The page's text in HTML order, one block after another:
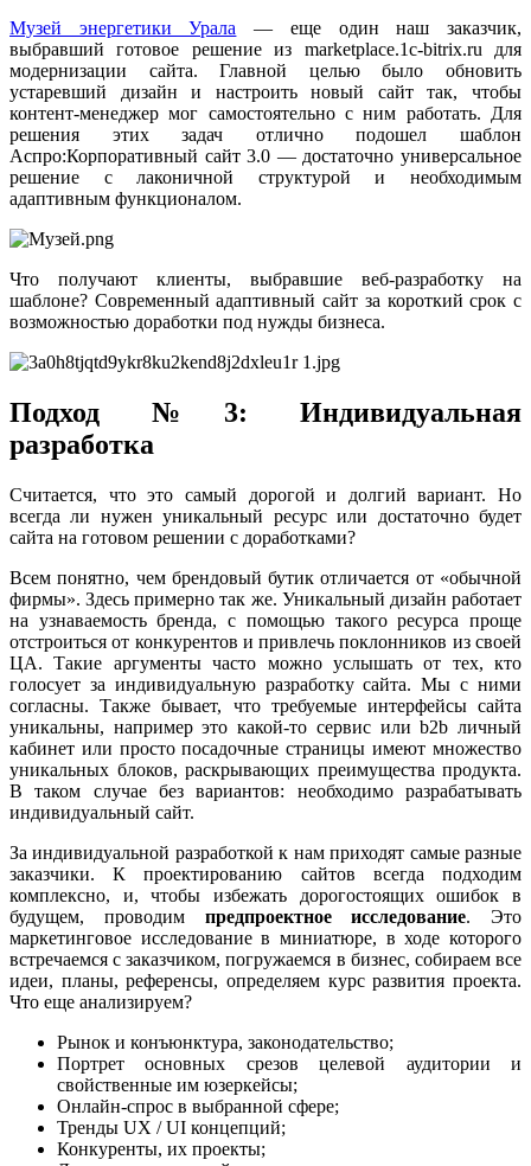
Музей энергетики Урала — еще один наш заказчик,
выбравший готовое решение из marketplace.1c-bitrix.ru для
модернизации сайта. Главной целью было обновить
устаревший дизайн и настроить новый сайт так, чтобы
контент-менеджер мог самостоятельно с ним работать. Для
решения этих задач отлично подошел шаблон
Аспро:Корпоративный сайт 3.0 — достаточно универсальное
решение с лаконичной структурой и необходимым
адаптивным функционалом.
Что получают клиенты, выбравшие веб-разработку на
шаблоне? Современный адаптивный сайт за короткий срок с
возможностью доработки под нужды бизнеса.
Подход №3: Индивидуальная
разработка
Считается, что это самый дорогой и долгий вариант. Но
всегда ли нужен уникальный ресурс или достаточно будет
сайта на готовом решении с доработками?
Всем понятно, чем брендовый бутик отличается от «обычной
фирмы». Здесь примерно так же. Уникальный дизайн работает
на узнаваемость бренда, с помощью такого ресурса проще
отстроиться от конкурентов и привлечь поклонников из своей
ЦА. Такие аргументы часто можно услышать от тех, кто
голосует за индивидуальную разработку сайта. Мы с ними
согласны. Также бывает, что требуемые интерфейсы сайта
уникальны, например это какой-то сервис или b2b личный
кабинет или просто посадочные страницы имеют множество
уникальных блоков, раскрывающих преимущества продукта.
В таком случае без вариантов: необходимо разрабатывать
индивидуальный сайт.
За индивидуальной разработкой к нам приходят самые разные
заказчики. К проектированию сайтов всегда подходим
комплексно, и, чтобы избежать дорогостоящих ошибок в
будущем, проводим предпроектное исследование. Это
маркетинговое исследование в миниатюре, в ходе которого
встречаемся с заказчиком, погружаемся в бизнес, собираем все
идеи, планы, референсы, определяем курс развития проекта.
Что еще анализируем?
Рынок и конъюнктура, законодательство;
Портрет основных срезов целевой аудитории и
свойственные им юзеркейсы;
Онлайн-спрос в выбранной сфере;
Тренды UX / UI концепций;
Конкуренты, их проекты;